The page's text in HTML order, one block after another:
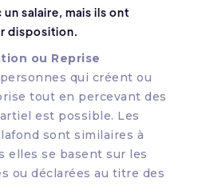
salaire, mais ils ont
disposition.
ou Reprise
qui créent ou
tout en percevant des
est possible. Les
sont similaires à
elles se basent sur les
ou déclarées au titre des